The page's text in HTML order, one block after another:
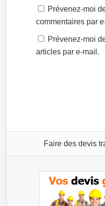
Prévenez-moi
commentaires par
Prévenez-moi
articles par e-mail.
Faire des devis